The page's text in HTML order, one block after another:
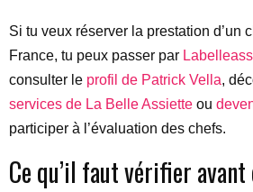
Si tu veux réserver la prestation d’un
France, tu peux passer par
consulter le profil de Patrick Vella,
services de La Belle Assiette ou
participer à l’évaluation des chefs.
Ce qu’il faut vérifier